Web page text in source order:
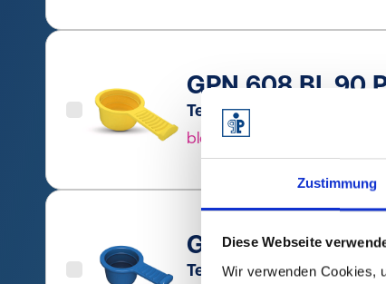
Zustimmung
Diese Webseite
Wir verwenden Cookies,
GPN 608 BL 90
Technické údaje
blednout
GPN 608 BL 100
Technické údaje
Obj. č.